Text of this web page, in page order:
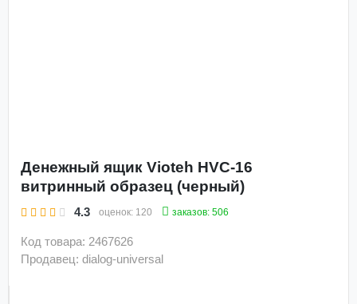
Денежный ящик Vioteh HVC-16
витринный образец (черный)
4.3 оценок: 120 заказов: 506
Код товара: 2467626
Продавец: dialog-universal